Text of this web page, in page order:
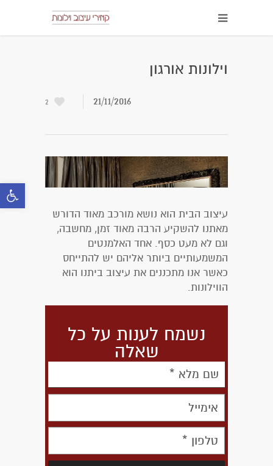
וילונות אורגון
2 21/11/2016
עיצוב הבית הוא נושא מורכב מאוד הדורש
מאתנו להשקיע הרבה מאוד זמן, מחשבה,
וגם לא מעט כסף. אחד האלמנטים
המשמעותיים ביותר אליהם יש להתייחס
כאשר אנו מתכננים את עיצוב ביתנו הוא
הווילונות.
נשמח לענות על כל
שאלה